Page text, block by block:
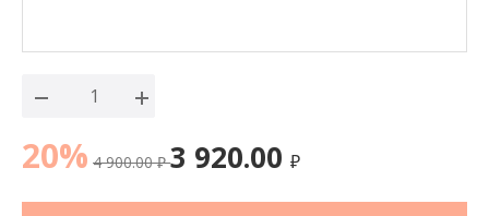
20% 4 900.00₽ 3 920.00 ₽